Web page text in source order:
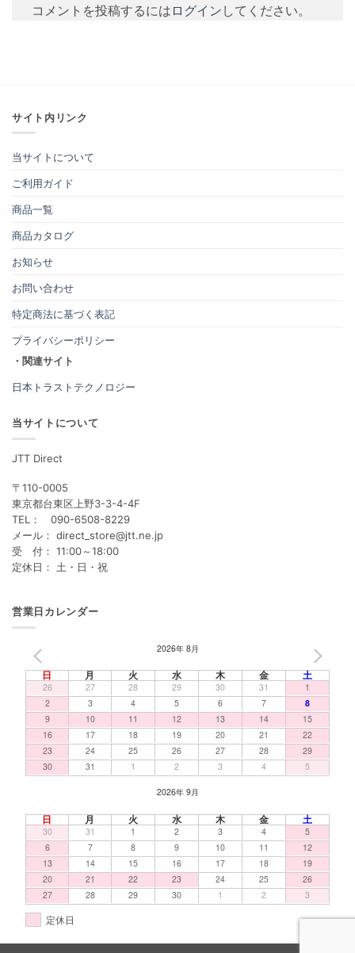
コメントを投稿するには ログイン してください。
サイト内リンク
当サイトについて
ご利用ガイド
商品一覧
商品カタログ
お知らせ
お問い合わせ
特定商法に基づく表記
プライバシーポリシー
・関連サイト
日本トラストテクノロジー
当サイトについて
JTT Direct
〒110-0005
東京都台東区上野3-3-4-4F
TEL： 090-6508-8229
メール： direct_store@jtt.ne.jp
受 付： 11:00～18:00
定休日： 土・日・祝
営業日カレンダー
2026年 8月
日 月 火 水 木 金 土
26 27 28 29 30 31
1
2
3 4 5 6 7
8
9
10 11 12 13 14
15
16
17 18 19 20 21
22
23
24 25 26 27 28
29
30
31 1 2 3 4 5
2026年 9月
日 月 火 水 木 金 土
30 31 1 2 3 4
5
6
7 8 9 10 11
12
13
14 15 16 17 18
19
20
21 22 23 24 25
26
27
28 29 30 1 2 3
定休日